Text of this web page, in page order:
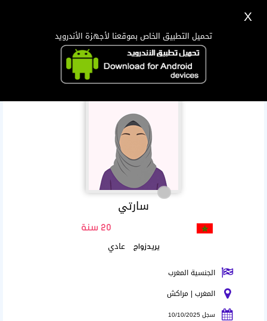
سارتي
20 سنة
يريدزواج عادي
الجنسية المغرب
المغرب | مراكش
سجل 10/10/2025
X
تحميل التطبيق الخاص بموقعنا لأجهزة الأندرويد